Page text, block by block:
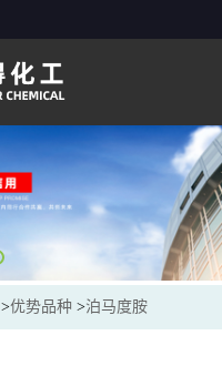
>优势品种 >泊马度胺